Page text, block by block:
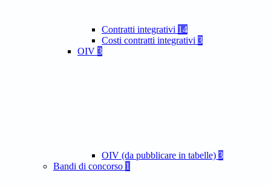
Contratti integrativi 14
Costi contratti integrativi 3
OIV 3
OIV (da pubblicare in tabelle) 3
Bandi di concorso 1